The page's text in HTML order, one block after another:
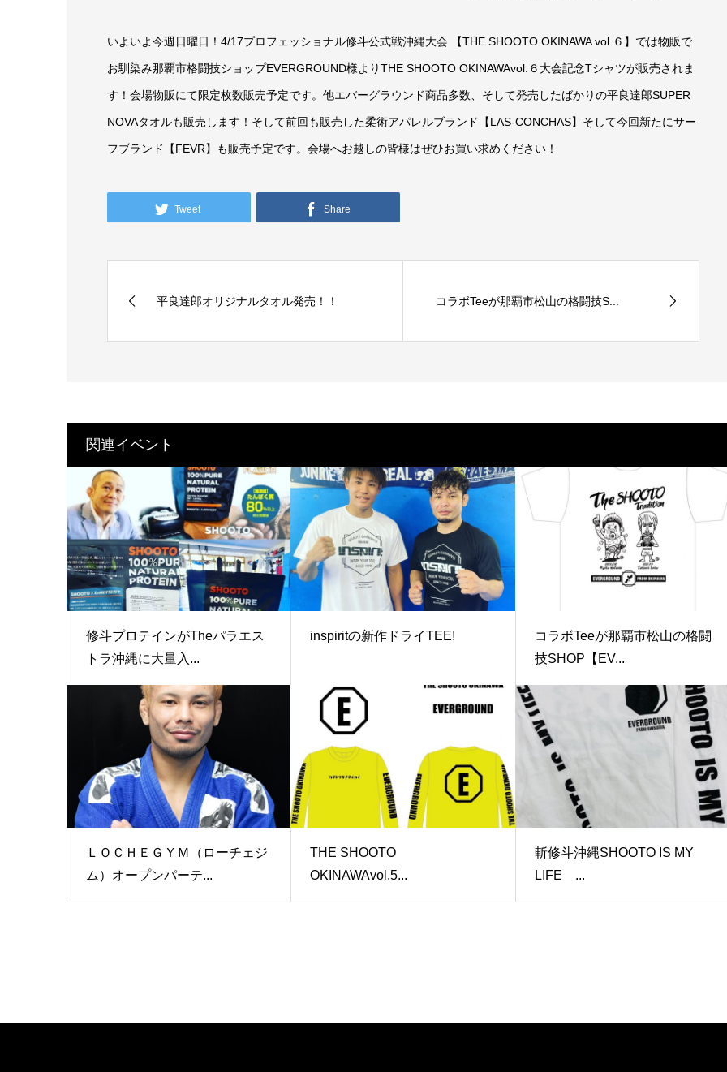
いよいよ今週日曜日！4/17プロフェッショナル修斗公式戦沖縄大会 【THE SHOOTO OKINAWA vol.６】では物販で
お馴染み那覇市格闘技ショップEVERGROUND様よりTHE SHOOTO OKINAWAvol.６大会記念Tシャツが販売されま
す！会場物販にて限定枚数販売予定です。他エバーグラウンド商品多数、そして発売したばかりの平良達郎SUPER
NOVAタオルも販売します！そして前回も販売した柔術アパレルブランド【LAS-CONCHAS】そして今回新たにサー
フブランド【FEVR】も販売予定です。会場へお越しの皆様はぜひお買い求めください！
Tweet Share
平良達郎オリジナルタオル発売！！ コラボTeeが那覇市松山の格闘技S...
関連イベント
修斗プロテインがTheパラエス
トラ沖縄に大量入...
inspiritの新作ドライTEE!
コラボTeeが那覇市松山の格闘
技SHOP【EV...
ＬＯＣＨＥＧＹＭ（ローチェジ
ム）オープンパーテ...
THE SHOOTO
OKINAWAvol.5...
斬修斗沖縄SHOOTO IS MY
LIFE ...